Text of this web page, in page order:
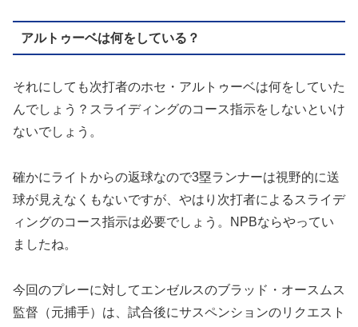
アルトゥーベは何をしている？
それにしても次打者のホセ・アルトゥーベは何をしていた
んでしょう？スライディングのコース指示をしないといけ
ないでしょう。
確かにライトからの返球なので3塁ランナーは視野的に送
球が見えなくもないですが、やはり次打者によるスライデ
ィングのコース指示は必要でしょう。NPBならやってい
ましたね。
今回のプレーに対してエンゼルスのブラッド・オースムス
監督（元捕手）は、試合後にサスペンションのリクエスト